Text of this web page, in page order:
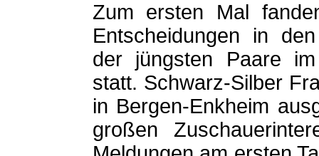
Zum ersten Mal
Entscheidungen in
der jüngsten Paare im
statt. Schwarz-Silber
in Bergen-Enkheim
großen